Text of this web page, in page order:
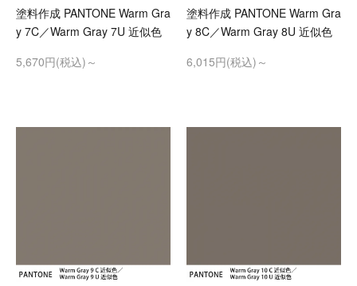
塗料作成 PANTONE Warm Gra
y 7C／Warm Gray 7U 近似色
5,670円(税込)～
塗料作成 PANTONE Warm Gra
y 8C／Warm Gray 8U 近似色
6,015円(税込)～